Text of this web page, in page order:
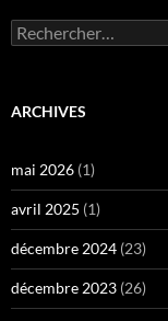
Rechercher :
ARCHIVES
mai 2026 (1)
avril 2025 (1)
décembre 2024 (23)
décembre 2023 (26)